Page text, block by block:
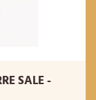
SALE -